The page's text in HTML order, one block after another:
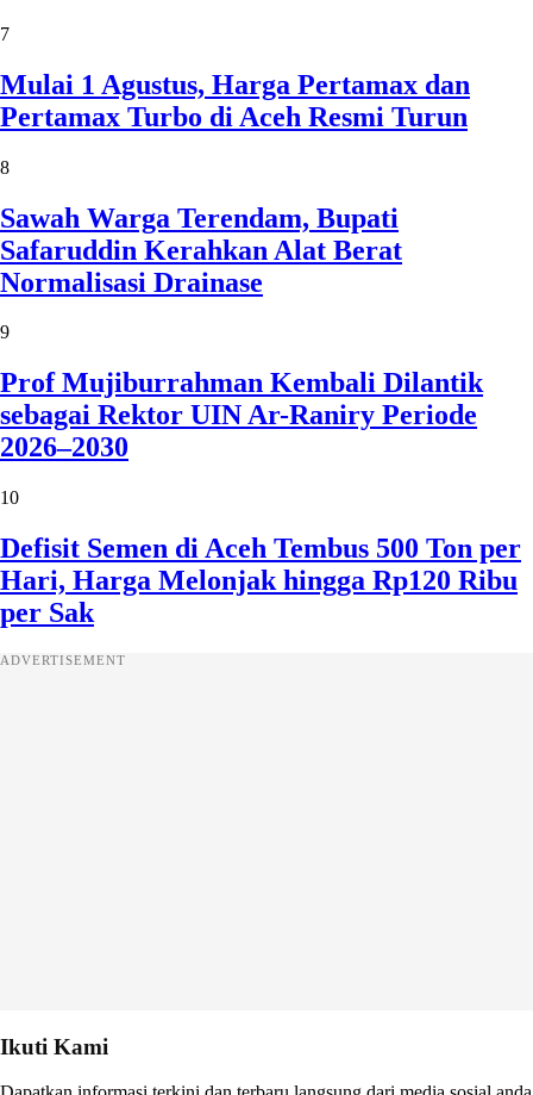
7
Mulai 1 Agustus, Harga Pertamax dan
Pertamax Turbo di Aceh Resmi Turun
8
Sawah Warga Terendam, Bupati
Safaruddin Kerahkan Alat Berat
Normalisasi Drainase
9
Prof Mujiburrahman Kembali Dilantik
sebagai Rektor UIN Ar-Raniry Periode
2026–2030
10
Defisit Semen di Aceh Tembus 500 Ton per
Hari, Harga Melonjak hingga Rp120 Ribu
per Sak
ADVERTISEMENT
Ikuti Kami